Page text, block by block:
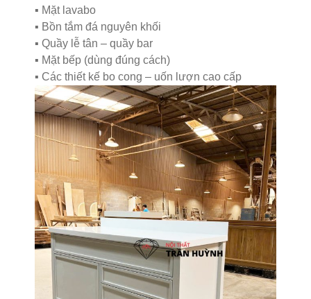
▪️ Mặt lavabo
▪️ Bồn tắm đá nguyên khối
▪️ Quầy lễ tân – quầy bar
▪️ Mặt bếp (dùng đúng cách)
▪️ Các thiết kế bo cong – uốn lượn cao cấp